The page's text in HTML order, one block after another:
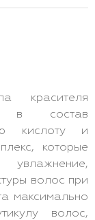
красителя
в состав
кислоту и
которые
волос при
максимально
волос,